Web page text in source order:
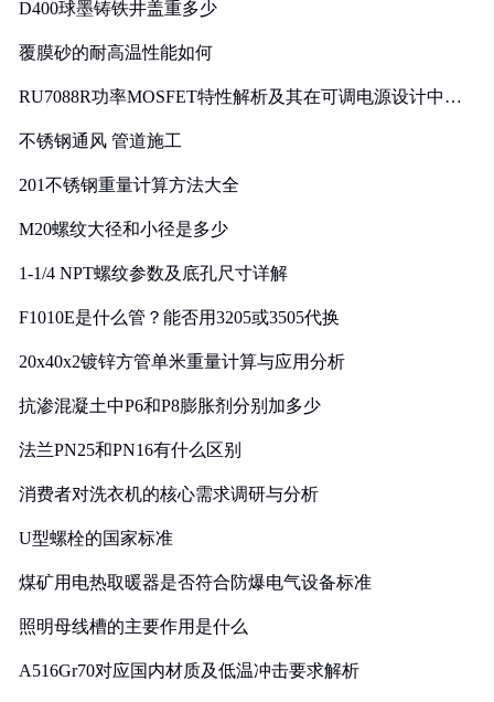
D400球墨铸铁井盖重多少
覆膜砂的耐高温性能如何
RU7088R功率MOSFET特性解析及其在可调电源设计中的
不锈钢通风 管道施工
201不锈钢重量计算方法大全
M20螺纹大径和小径是多少
1-1/4 NPT螺纹参数及底孔尺寸详解
F1010E是什么管？能否用3205或3505代换
20x40x2镀锌方管单米重量计算与应用分析
抗渗混凝土中P6和P8膨胀剂分别加多少
法兰PN25和PN16有什么区别
消费者对洗衣机的核心需求调研与分析
U型螺栓的国家标准
煤矿用电热取暖器是否符合防爆电气设备标准
照明母线槽的主要作用是什么
A516Gr70对应国内材质及低温冲击要求解析